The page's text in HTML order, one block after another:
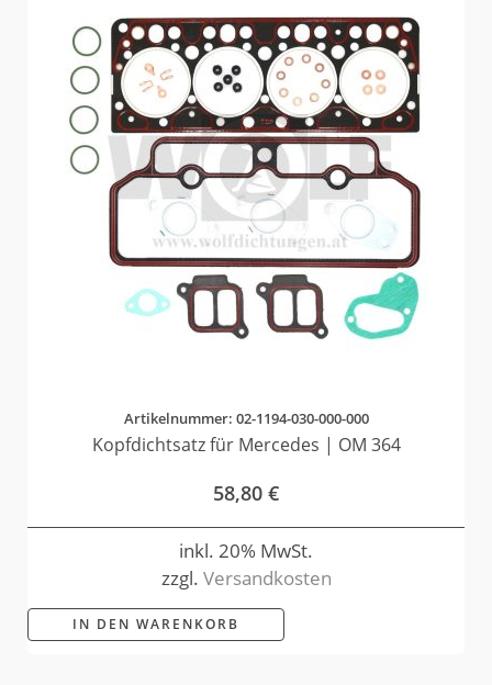
Artikelnummer: 02-1194-030-000-000
Kopfdichtsatz für Mercedes | OM 364
58,80 €
inkl. 20% MwSt.
zzgl. Versandkosten
IN DEN WARENKORB